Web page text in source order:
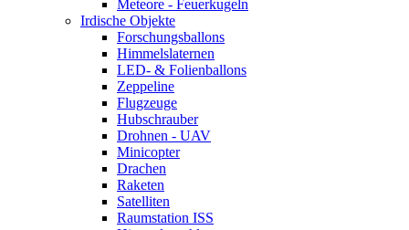
Meteore - Feuerkugeln
Irdische Objekte
Forschungsballons
Himmelslaternen
LED- & Folienballons
Zeppeline
Flugzeuge
Hubschrauber
Drohnen - UAV
Minicopter
Drachen
Raketen
Satelliten
Raumstation ISS